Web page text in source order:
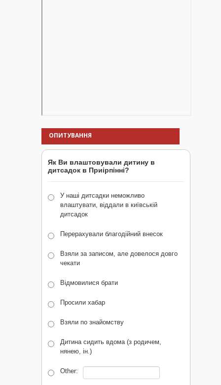
ОПИТУВАННЯ
Як Ви влаштовували дитину в
дитсадок в Приірпінні?
У наші дитсадки неможливо
влаштувати, віддали в київській
дитсадок
Перерахували благодійний внесок
Взяли за записом, але довелося довго
чекати
Відмовилися брати
Просили хабар
Взяли по знайомству
Дитина сидить вдома (з родичем,
нянею, ін.)
Other: